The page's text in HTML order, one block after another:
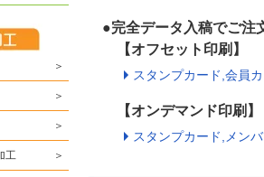
工
●完全データ入稿でご注
【オフセット印刷】
スタンプカード,会員
【オンデマンド印刷】
スタンプカード,メン